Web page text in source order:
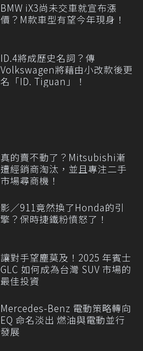
BMW iX3尚未交車就宣布漲
價？M款車型有望今年現身！
ID.4將成歷史名詞？傳
Volkswagen將藉由小改款後更
名「ID. Tiguan」！
真的賣不動了？Mitsubishi漸
遭經銷商淘汰，並且專注二手
市場尋商機！
影／911竟然換了Honda的引
擎？保時捷鐵粉憤怒了！
讓對手望塵莫及！2025 年賓士
GLC 如何成為台灣 SUV 市場的
最佳投資
Mercedes-Benz 電動策略轉向
EQ 命名淡出 燃油與電動並行
發展